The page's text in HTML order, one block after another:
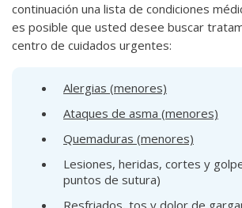
continuación una lista de condiciones
es posible que usted desee buscar
centro de cuidados urgentes:
Alergias (menores)
Ataques de asma (menores)
Quemaduras (menores)
Lesiones, heridas, cortes y
puntos de sutura)